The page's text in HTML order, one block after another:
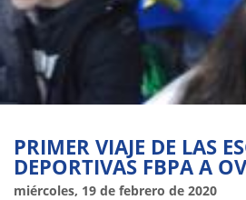
PRIMER VIAJE DE LAS
DEPORTIVAS FBPA A
miércoles, 19 de febrero de 2020